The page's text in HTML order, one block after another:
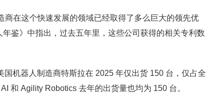
商在这个快速发展的领域已经取得了多么巨大的领先优
鉴》中指出，过去五年里，这些公司获得的相关专利数
机器人制造商特斯拉在 2025 年仅出货 150 台，仅占全
和 Agility Robotics 去年的出货量也均为 150 台。